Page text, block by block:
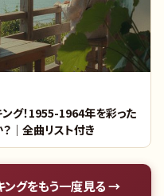
ング！1955-1964年を彩った
｜全曲リスト付き
ングをもう一度見る →